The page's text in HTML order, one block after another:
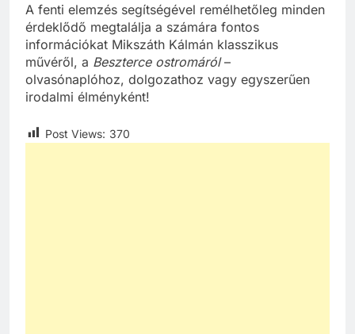
A fenti elemzés segítségével remélhetőleg minden
érdeklődő megtalálja a számára fontos
információkat Mikszáth Kálmán klasszikus
művéről, a Beszterce ostromáról–
olvasónaplóhoz, dolgozathoz vagy egyszerűen
irodalmi élményként!
Post Views: 370